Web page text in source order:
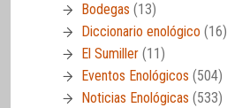
Bodegas (13)
Diccionario enológico (16)
El Sumiller (11)
Eventos Enológicos (504)
Noticias Enológicas (533)